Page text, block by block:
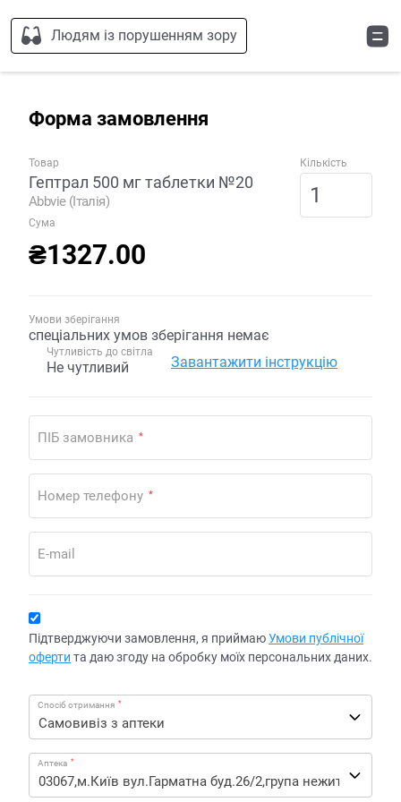
Людям із порушенням зору
Форма замовлення
Товар
Гептрал 500 мг таблетки №20
Abbvie (Італія)
Кількість
Сума
₴1327.00
Умови зберігання
спеціальних умов зберігання немає
Чутливість до світла
Не чутливий Завантажити інструкцію
ПІБ замовника *
Номер телефону *
E-mail
Підтверджуючи замовлення, я приймаюУмови публічної
оферти та даю згоду на обробку моїх персональних даних.
Спосіб отримання *
Аптека *